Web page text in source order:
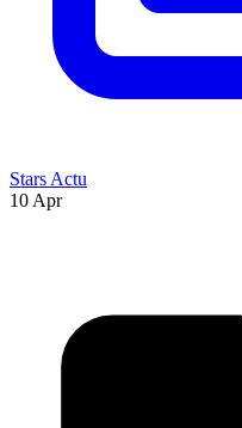
Stars Actu
10 Apr